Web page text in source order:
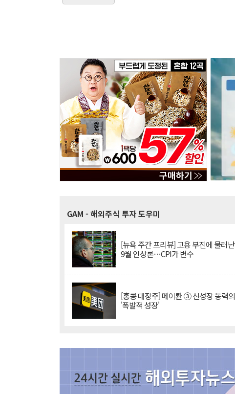
GAM - 해외주식 투자 도우미
[뉴욕 주간 프리뷰] 고용 부진에 물러난
9월 인상론…CPI가 변수
[홍콩 대장주] 메이퇀 ③ 신성장 동력의
'폭발적 성장'